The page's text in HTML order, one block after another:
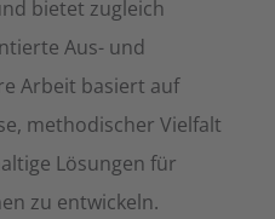
bietet zugleich
Aus- und
Arbeit basiert auf
methodischer Vielfalt
Lösungen für
zu entwickeln.